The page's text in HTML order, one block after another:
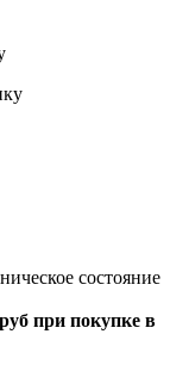
состояние
при покупке в